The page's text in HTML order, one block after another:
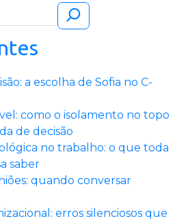
a escolha de Sofia no C-
como o isolamento no topo
de decisão
no trabalho: o que toda
saber
quando conversar
erros silenciosos que